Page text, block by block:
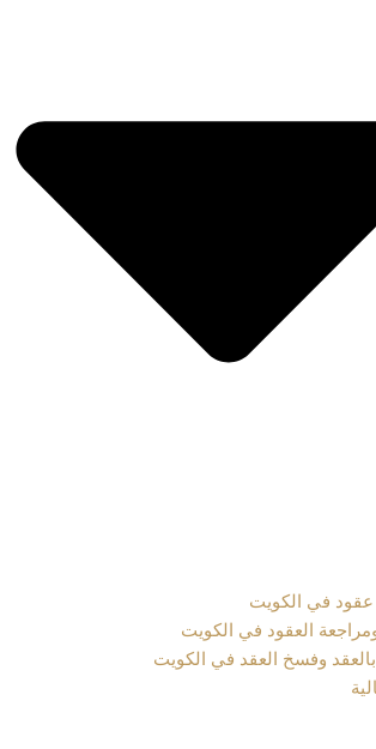
في الكويت
العقود في الكويت
بالعقد وفسخ العقد في الكويت